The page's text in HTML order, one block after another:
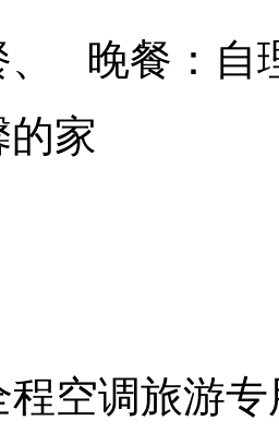
、 晚餐：自
家
程空调旅游